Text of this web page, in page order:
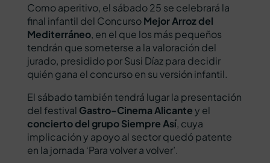
Como aperitivo, el sábado 25 se celebrará la
final infantil del ConcursoMejor Arroz del
Mediterráneo, en el que los más pequeños
tendrán que someterse a la valoración del
jurado, presidido por Susi Díaz para decidir
quién gana el concurso en su versión infantil.
El sábado también tendrá lugar la presentación
del festival Gastro-Cinema Alicantey el
concierto del grupo Siempre Así, cuya
implicación y apoyo al sector quedó patente
en la jornada ‘Para volver a volver’.